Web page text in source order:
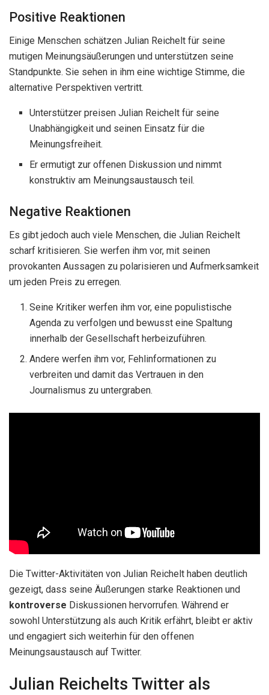
Positive Reaktionen
Einige Menschen schätzen Julian Reichelt für seine
mutigen Meinungsäußerungen und unterstützen seine
Standpunkte. Sie sehen in ihm eine wichtige Stimme, die
alternative Perspektiven vertritt.
Unterstützer preisen Julian Reichelt für seine
Unabhängigkeit und seinen Einsatz für die
Meinungsfreiheit.
Er ermutigt zur offenen Diskussion und nimmt
konstruktiv am Meinungsaustausch teil.
Negative Reaktionen
Es gibt jedoch auch viele Menschen, die Julian Reichelt
scharf kritisieren. Sie werfen ihm vor, mit seinen
provokanten Aussagen zu polarisieren und Aufmerksamkeit
um jeden Preis zu erregen.
Seine Kritiker werfen ihm vor, eine populistische
Agenda zu verfolgen und bewusst eine Spaltung
innerhalb der Gesellschaft herbeizuführen.
Andere werfen ihm vor, Fehlinformationen zu
verbreiten und damit das Vertrauen in den
Journalismus zu untergraben.
Die Twitter-Aktivitäten von Julian Reichelt haben deutlich
gezeigt, dass seine Äußerungen starke Reaktionen und
kontroverse Diskussionen hervorrufen. Während er
sowohl Unterstützung als auch Kritik erfährt, bleibt er aktiv
und engagiert sich weiterhin für den offenen
Meinungsaustausch auf Twitter.
Julian Reichelts Twitter als